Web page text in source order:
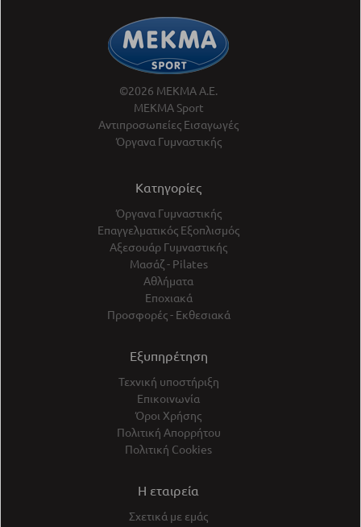
©2026 ΜΕΚΜΑ Α.Ε.
ΜΕΚΜΑ Sport
Αντιπροσωπείες Εισαγωγές
Όργανα Γυμναστικής
Κατηγορίες
Όργανα Γυμναστικής
Επαγγελματικός Εξοπλισμός
Αξεσουάρ Γυμναστικής
Μασάζ - Pilates
Αθλήματα
Εποχιακά
Προσφορές - Εκθεσιακά
Εξυπηρέτηση
Τεχνική υποστήριξη
Επικοινωνία
Όροι Χρήσης
Πολιτική Απορρήτου
Πολιτική Cookies
Η εταιρεία
Σχετικά με εμάς